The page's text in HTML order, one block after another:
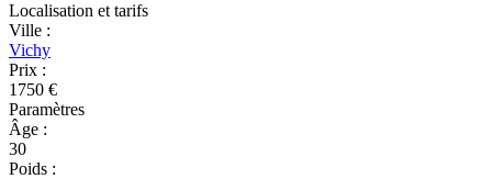
Localisation et tarifs
Ville :
Vichy
Prix :
1750 €
Paramètres
Âge :
30
Poids :